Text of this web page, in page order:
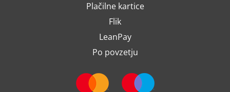
Plačilne kartice
Flik
LeanPay
Po povzetju